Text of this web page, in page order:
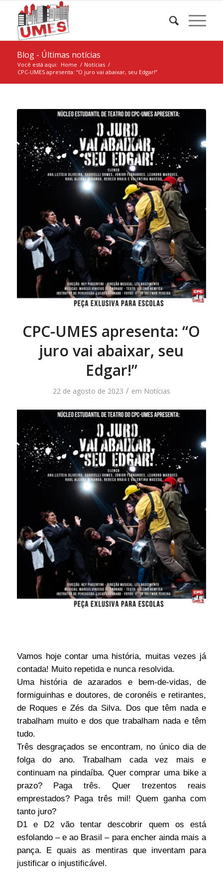
Blog - Últimas notícias
Você está aqui: Home / Notícias /
CPC-UMES apresenta: “O juro vai abaixar, seu Edgar!”
CPC-UMES apresenta: “O
juro vai abaixar, seu
Edgar!”
22 de agosto de 2023 / em Notícias
Vamos hoje contar uma história, muitas vezes já
contada! Muito repetida e nunca resolvida.
Uma história de azarados e bem-de-vidas, de
formiguinhas e doutores, de coronéis e retirantes,
de Roques e Zés da Silva. Dos que têm nada e
trabalham muito e dos que trabalham nada e têm
tudo.
Três desgraçados se encontram, no único dia de
folga do ano. Trabalham cada vez mais e
continuam na pindaíba. Quer comprar uma bike a
prazo? Paga três. Quer trezentos reais
emprestados? Paga três mil! Quem ganha com
tanto juro?
D1 e D2 vão tentar descobrir quem os está
esfolando – e ao Brasil – para encher ainda mais a
pança. E quais as mentiras que inventam para
justificar o injustificável.